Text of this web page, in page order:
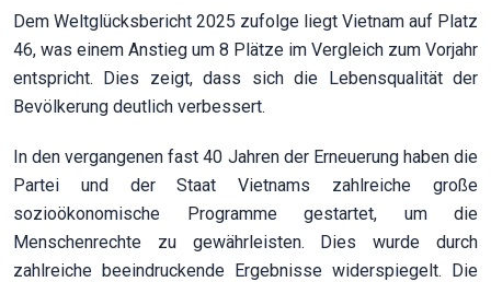
Dem Weltglücksbericht 2025 zufolge liegt Vietnam auf Platz
46, was einem Anstieg um 8 Plätze im Vergleich zum Vorjahr
entspricht. Dies zeigt, dass sich die Lebensqualität der
Bevölkerung deutlich verbessert.
In den vergangenen fast 40 Jahren der Erneuerung haben die
Partei und der Staat Vietnams zahlreiche große
sozioökonomische Programme gestartet, um die
Menschenrechte zu gewährleisten. Dies wurde durch
zahlreiche beeindruckende Ergebnisse widerspiegelt. Die